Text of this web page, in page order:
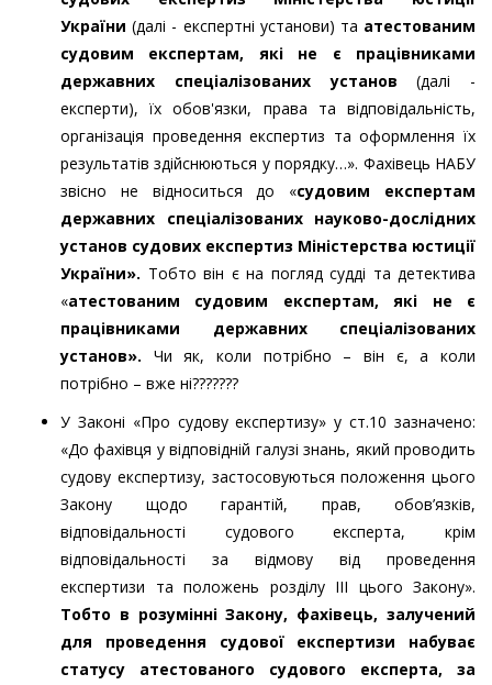
України (далі - експертні установи) та атестованим
судовим експертам, які не є працівниками
державних спеціалізованих установ (далі -
експерти), їх обов'язки, права та відповідальність,
організація проведення експертиз та оформлення їх
результатів здійснюються у порядку…». Фахівець НАБУ
звісно не відноситься до «судовим експертам
державних спеціалізованих науково-дослідних
установ судових експертиз Міністерства юстиції
України». Тобто він є на погляд судді та детектива
«атестованим судовим експертам, які не є
працівниками державних спеціалізованих
установ». Чи як, коли потрібно – він є, а коли
потрібно – вже ні???????
У Законі «Про судову експертизу» у ст.10 зазначено:
«До фахівця у відповідній галузі знань, який проводить
судову експертизу, застосовуються положення цього
Закону щодо гарантій, прав, обов’язків,
відповідальності судового експерта, крім
відповідальності за відмову від проведення
експертизи та положень розділу III цього Закону».
Тобто в розумінні Закону, фахівець, залучений
для проведення судової експертизи набуває
статусу атестованого судового експерта, за